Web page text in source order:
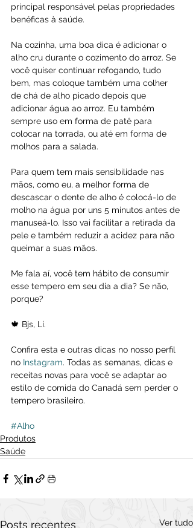
principal responsável pelas propriedades
benéficas à saúde.
Na cozinha, uma boa dica é adicionar o
alho cru durante o cozimento do arroz. Se
você quiser continuar refogando, tudo
bem, mas coloque também uma colher
de chá de alho picado depois que
adicionar água ao arroz. Eu também
sempre uso em forma de patê para
colocar na torrada, ou até em forma de
molhos para a salada.
Para quem tem mais sensibilidade nas
mãos, como eu, a melhor forma de
descascar o dente de alho é colocá-lo de
molho na água por uns 5 minutos antes de
manuseá-lo. Isso vai facilitar a retirada da
pele e também reduzir a acidez para não
queimar a suas mãos.
Me fala aí, você tem hábito de consumir
esse tempero em seu dia a dia? Se não,
porque?
🍁 Bjs, Li.
Confira esta e outras dicas no nosso perfil
no Instagram. Todas as semanas, dicas e
receitas novas para você se adaptar ao
estilo de comida do Canadá sem perder o
tempero brasileiro.
#Alho
Produtos
Saúde
Posts recentes Ver tudo